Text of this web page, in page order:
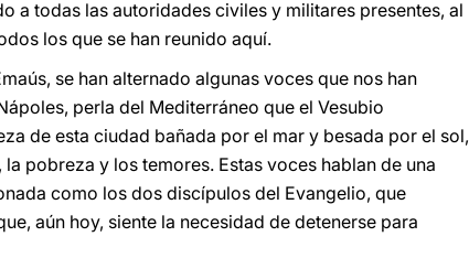
a todas las autoridades civiles y militares presentes, al
los que se han reunido aquí.
se han alternado algunas voces que nos han
perla del Mediterráneo que el Vesubio
de esta ciudad bañada por el mar y besada por el sol,
pobreza y los temores. Estas voces hablan de una
como los dos discípulos del Evangelio, que
aún hoy, siente la necesidad de detenerse para